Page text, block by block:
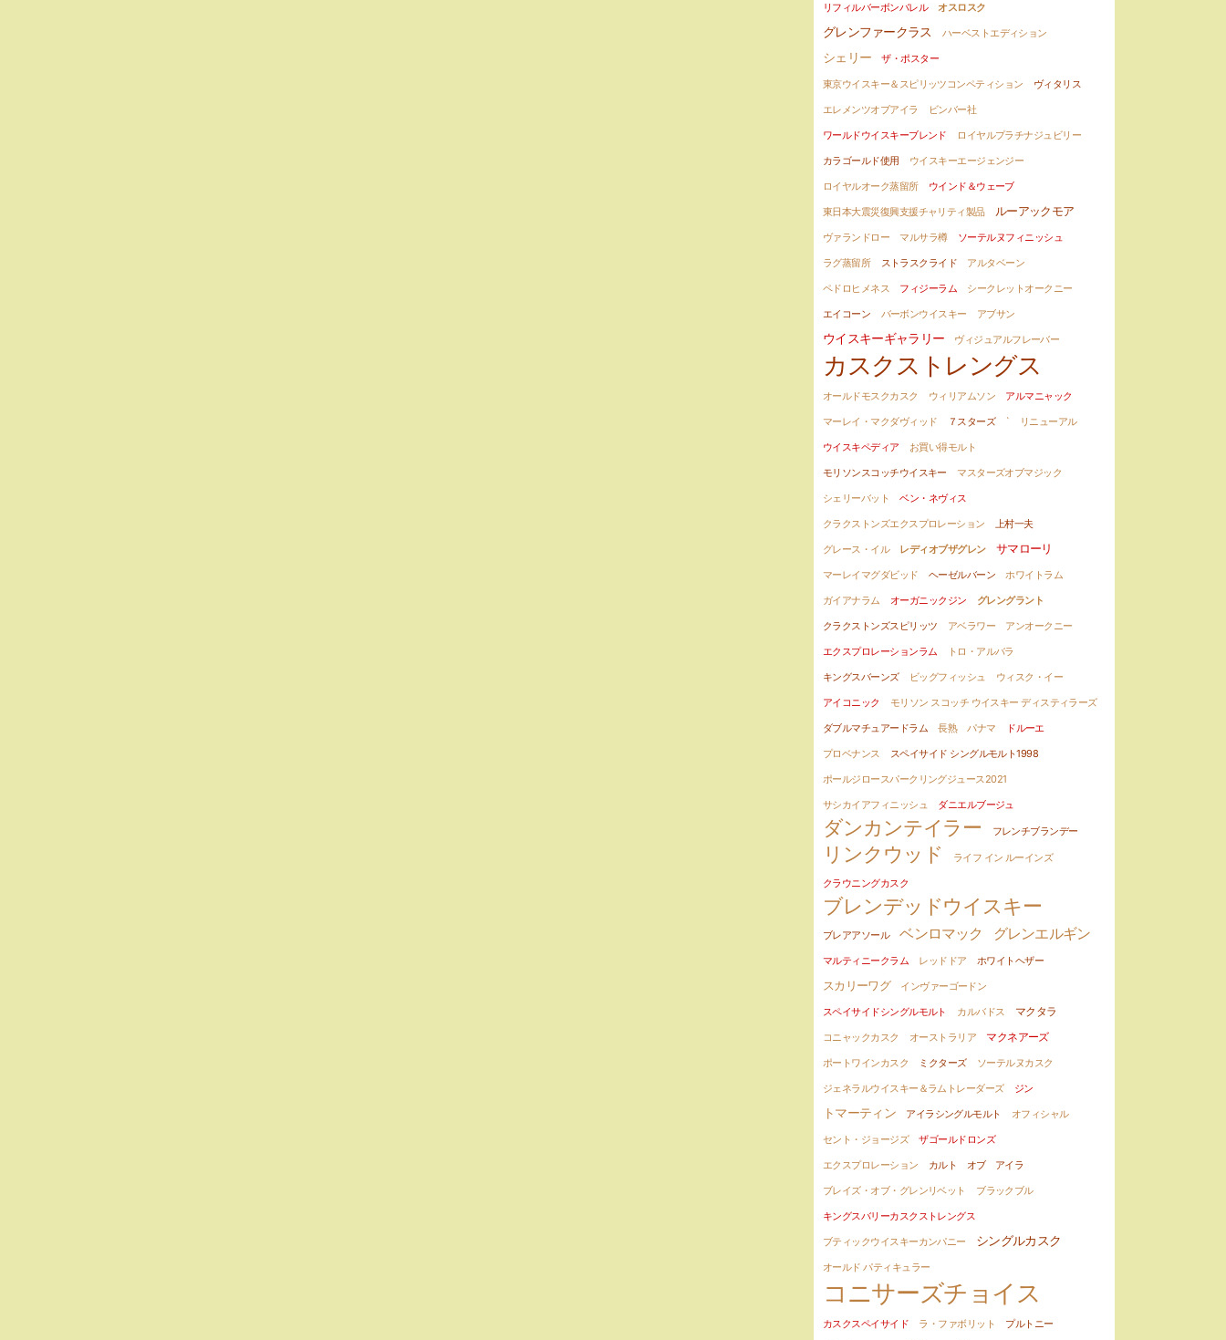
リフィルバーボンバレル
オスロスク
グレンファークラス ハーベストエディション
シェリー
ザ・ポスター
東京ウイスキー＆スピリッツコンペティション
ヴィタリス
エレメンツオブアイラ
ビンバー社
ワールドウイスキーブレンド
ロイヤルプラチナジュビリー
カラゴールド使用
ウイスキーエージェンジー
ロイヤルオーク蒸留所
ウインド＆ウェーブ
東日本大震災復興支援チャリティ製品
ルーアックモア
ヴァランドロー マルサラ樽
ソーテルヌフィニッシュ
ラグ蒸留所
ストラスクライド
アルタベーン
ペドロヒメネス
フィジーラム
シークレットオークニー
エイコーン
バーボンウイスキー アブサン
ウイスキーギャラリー ヴィジュアルフレーバー
カスクストレングス
オールドモスクカスク ウィリアムソン
アルマニャック
マーレイ・マクダヴィッド
７スターズ `
リニューアル
ウイスキペディア
お買い得モルト
モリソンスコッチウイスキー
マスターズオブマジック
シェリーバット
ベン・ネヴィス
クラクストンズエクスプロレーション
上村一夫
グレース・イル
レディオブザグレン サマローリ
マーレイマグダビッド ヘーゼルバーン
ホワイトラム
ガイアナラム
オーガニックジン
グレングラント
クラクストンズスピリッツ
アベラワー
アンオークニー
エクスプロレーションラム
トロ・アルバラ
キングスバーンズ
ビッグフィッシュ
ウィスク・イー
アイコニック
モリソン スコッチ ウイスキー ディスティラーズ
ダブルマチュアードラム
長熟 パナマ
ドルーエ
プロベナンス
スペイサイド シングルモルト1998
ポールジロースパークリングジュース2021
サシカイアフィニッシュ
ダニエルブージュ
ダンカンテイラー フレンチブランデー
リンクウッド
ライフ イン ルーインズ
クラウニングカスク
ブレンデッドウイスキー
ブレアアソール ベンロマック グレンエルギン
マルティニークラム レッドドア ホワイトヘザー
スカリーワグ
インヴァーゴードン
スペイサイドシングルモルト
カルバドス マクタラ
コニャックカスク オーストラリア マクネアーズ
ポートワインカスク ミクターズ
ソーテルヌカスク
ジェネラルウイスキー＆ラムトレーダーズ
ジン
トマーティン アイラシングルモルト
オフィシャル
セント・ジョージズ
ザゴールドロンズ
エクスプロレーション
カルト オブ アイラ
ブレイズ・オブ・グレンリベット
ブラックブル
キングスバリーカスクストレングス
ブティックウイスキーカンパニー
シングルカスク
オールド パティキュラー
コニサーズチョイス
カスクスペイサイド ラ・ファボリット
プルトニー